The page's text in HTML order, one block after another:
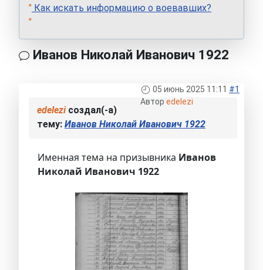
" Как искать информацию о воевавших?
"
Иванов Николай Иванович 1922
05 июнь 2025 11:11 #1
Автор edelezi
edeleziсоздал(-а)
тему: Иванов Николай Иванович 1922
Именная тема на призывника Иванов
Николай Иванович 1922